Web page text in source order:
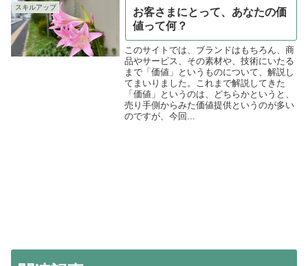
スキルアップ
お客さまにとって、あなたの価
値って何？
このサイトでは、ブランドはもちろん、商
品やサービス、その素材や、技術にいたる
まで「価値」というものについて、解説し
てまいりました。これまで解説してきた
「価値」というのは、どちらかというと、
売り手側からみた価値提供というのが多い
のですが、今回...